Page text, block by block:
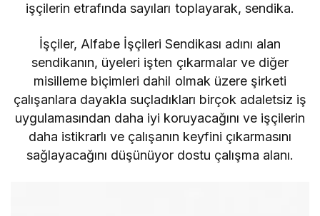
işçilerin etrafında sayıları toplayarak, sendika.
İşçiler, Alfabe İşçileri Sendikası adını alan
sendikanın, üyeleri işten çıkarmalar ve diğer
misilleme biçimleri dahil olmak üzere şirketi
çalışanlara dayakla suçladıkları birçok adaletsiz iş
uygulamasından daha iyi koruyacağını ve işçilerin
daha istikrarlı ve çalışanın keyfini çıkarmasını
sağlayacağını düşünüyor dostu çalışma alanı.